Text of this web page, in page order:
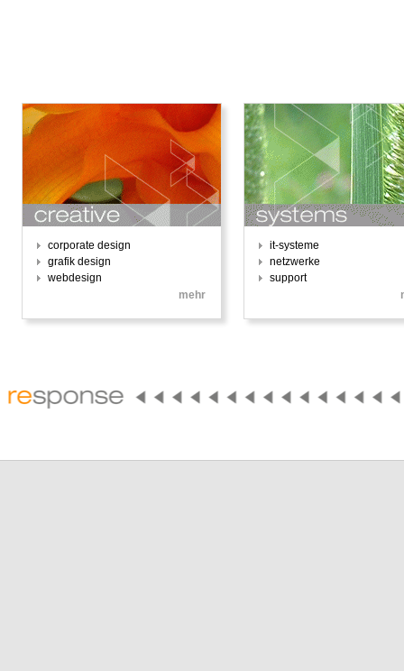
corporate design
grafik design
webdesign
mehr
it-systeme
netzwerke
support